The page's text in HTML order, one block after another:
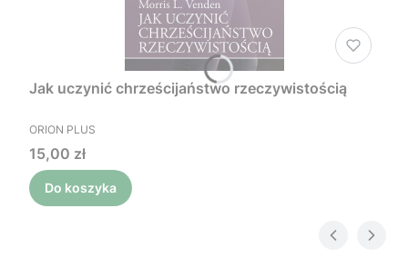
Jak uczynić chrześcijaństwo rzeczywistością
PRODUCENT
ORION PLUS
Cena
15,00 zł
Do koszyka